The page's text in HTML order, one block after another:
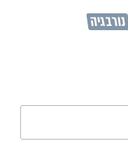
נורבגיה